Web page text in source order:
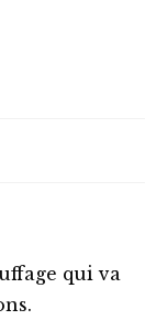
qui va